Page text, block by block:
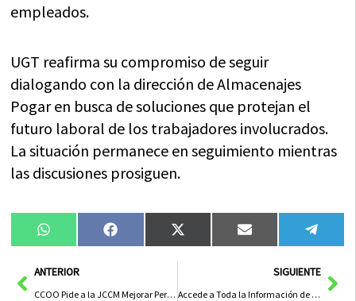
empleados.
UGT reafirma su compromiso de seguir
dialogando con la dirección de Almacenajes
Pogar en busca de soluciones que protejan el
futuro laboral de los trabajadores involucrados.
La situación permanece en seguimiento mientras
las discusiones prosiguen.
Compartir
en
WhatsAppCompartir
en
FacebookCompartir
en
X
(Twitter)
Compartir
en
Email
en
AntANTERIOR
CCOO Pide a la JCCM Mejorar Personal en Residencias Privadas de Mayores
SIGUIENTE
Accede a Toda la Información de la Biblioteca en tu Móvil con Código QR